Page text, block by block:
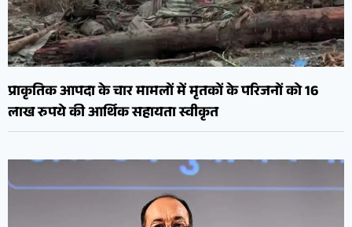
प्राकृतिक आपदा के चार मामलों में मृतकों के परिजनों को 16
लाख रुपये की आर्थिक सहायता स्वीकृत